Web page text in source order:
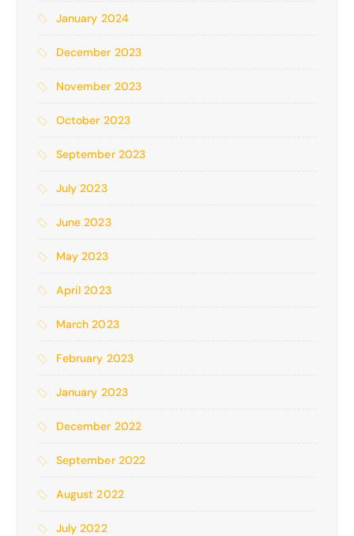
January 2024
December 2023
November 2023
October 2023
September 2023
July 2023
June 2023
May 2023
April 2023
March 2023
February 2023
January 2023
December 2022
September 2022
August 2022
July 2022